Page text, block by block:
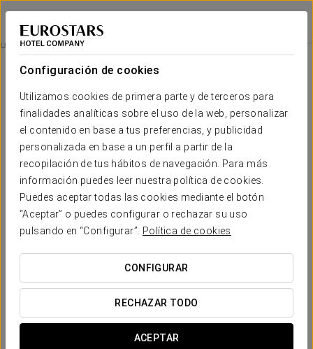
Configuración de cookies
Utilizamos cookies de primera parte y de terceros para
finalidades analíticas sobre el uso de la web, personalizar
el contenido en base a tus preferencias, y publicidad
personalizada en base a un perfil a partir de la
recopilación de tus hábitos de navegación. Para más
información puedes leer nuestra política de cookies.
Puedes aceptar todas las cookies mediante el botón
“Aceptar” o puedes configurar o rechazar su uso
pulsando en “Configurar”.
Política de cookies
CONFIGURAR
RECHAZAR TODO
ACEPTAR
Exe Sevilla Macarena
SEVILLA
Mice
EPOS26
The Rate will be available until January 7, 2025 or until the